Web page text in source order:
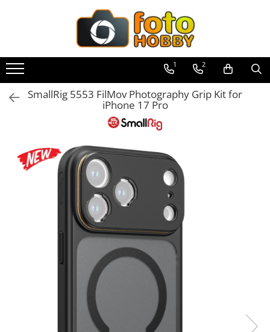
Aparate Foto
Aparate Foto Mirrorless
Aparate Foto DSLR
Aparate foto pe film
Cursuri foto
Obiective foto si accesorii
Obiective Mirorless
Huse si tocuri protectie obiective
Obiective Cinematice
Adaptoare montura / baioneta
1 2
SmallRig 5553 FilMov Photography Grip Kit for
iPhone 17 Pro